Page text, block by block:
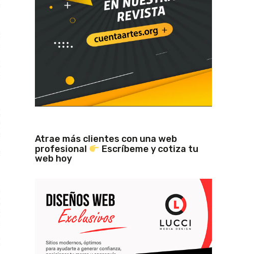
Atrae más clientes con una web
profesional
Escríbeme y cotiza tu
web hoy